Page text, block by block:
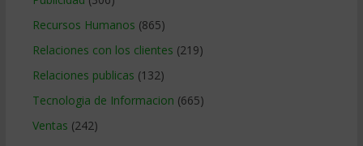
Recursos Humanos (865)
Relaciones con los clientes (219)
Relaciones publicas (132)
Tecnologia de Informacion (665)
Ventas (242)